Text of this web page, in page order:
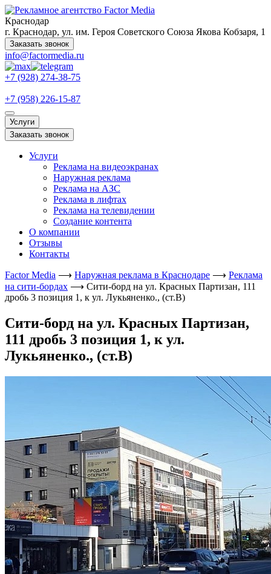
Краснодар
г. Краснодар, ул. им. Героя Советского Союза Якова Кобзаря, 1
Заказать звонок
info@factormedia.ru
+7 (928) 274-38-75
+7 (958) 226-15-87
Услуги
Заказать звонок
Услуги
Реклама на видеоэкранах
Наружная реклама
Реклама на АЗС
Реклама в лифтах
Реклама на телевидении
Создание контента
О компании
Отзывы
Контакты
Factor Media ⟶ Наружная реклама в Краснодаре ⟶ Реклама
на сити-бордах ⟶ Сити-борд на ул. Красных Партизан, 111
дробь 3 позиция 1, к ул. Лукьяненко., (ст.В)
Сити-борд на ул. Красных Партизан,
111 дробь 3 позиция 1, к ул.
Лукьяненко., (ст.В)